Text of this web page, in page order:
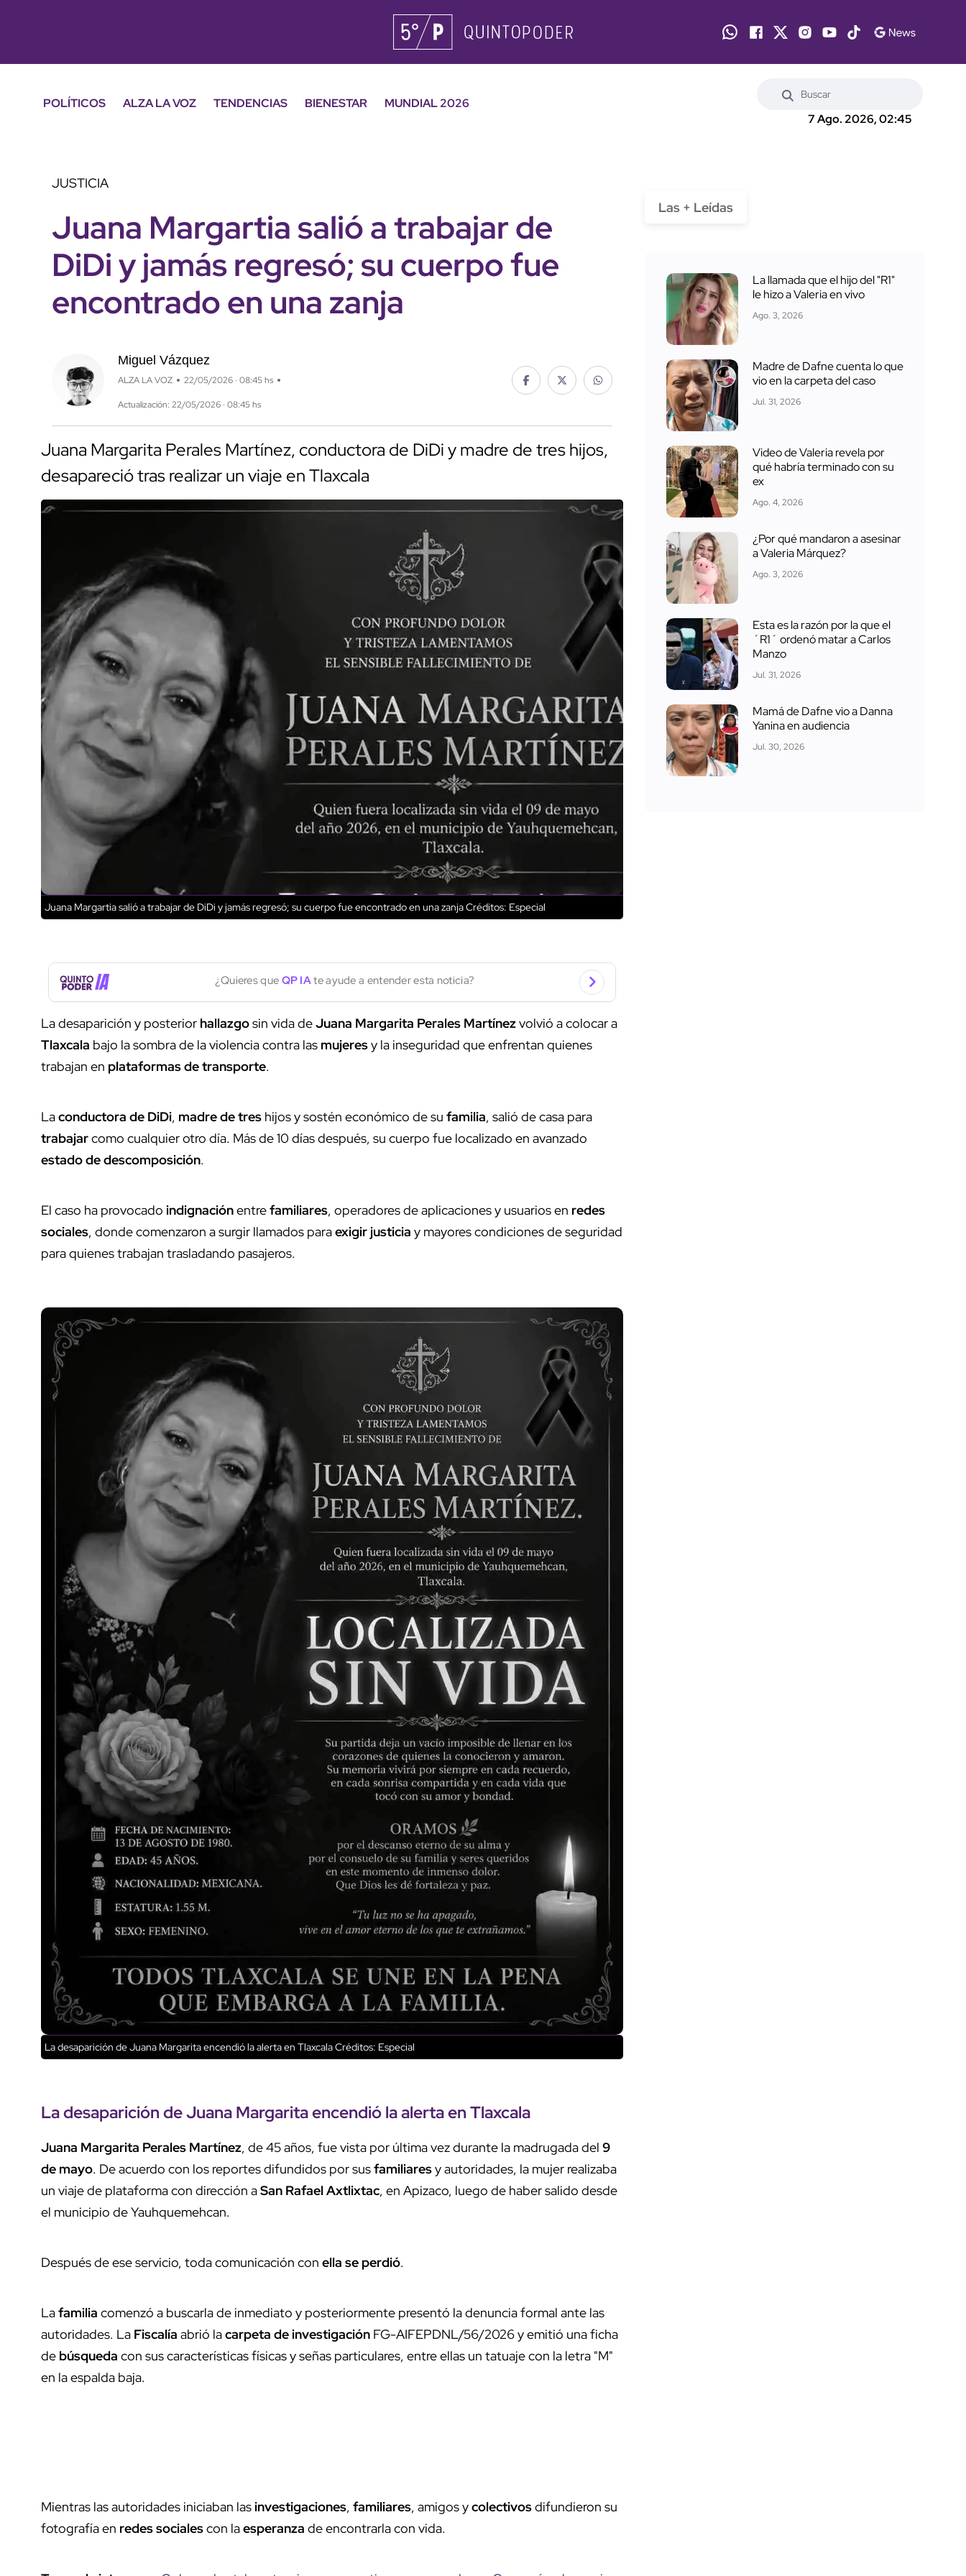
POLÍTICOS ALZA LA VOZ TENDENCIAS BIENESTAR
MUNDIAL 2026
7 Ago. 2026, 02:45
JUSTICIA
Juana Margartia salió a trabajar de
DiDi y jamás regresó; su cuerpo fue
encontrado en una zanja
Miguel Vázquez
ALZA LA VOZ 22/05/2026 · 08:45 hs
Actualización: 22/05/2026 · 08:45 hs
Juana Margarita Perales Martínez, conductora de DiDi y madre de tres hijos,
desapareció tras realizar un viaje en Tlaxcala
Juana Margartia salió a trabajar de DiDi y jamás regresó; su cuerpo fue encontrado en una zanjaCréditos: Especial
¿Quieres que QP IAte ayude a entender esta noticia?
La desaparición y posterior hallazgosin vida deJuana Margarita Perales Martínezvolvió a colocar a
Tlaxcala bajo la sombra de la violencia contra las mujeresy la inseguridad que enfrentan quienes
trabajan en plataformas de transporte.
Laconductora de DiDi, madre de tres hijos y sostén económico de su familia, salió de casa para
trabajarcomo cualquier otro día. Más de 10 días después, su cuerpo fue localizado en avanzado
estado de descomposición.
El caso ha provocado indignaciónentrefamiliares, operadores de aplicaciones y usuarios en redes
sociales, donde comenzaron a surgir llamados paraexigir justicia y mayores condiciones de seguridad
para quienes trabajan trasladando pasajeros.
La desaparición de Juana Margarita encendió la alerta en TlaxcalaCréditos: Especial
La desaparición deJuana Margaritaencendió la alerta enTlaxcala
Juana Margarita Perales Martínez, de 45 años, fue vista por última vez durante la madrugada del 9
de mayo. De acuerdo con los reportes difundidos por susfamiliaresy autoridades, la mujer realizaba
un viaje de plataforma con dirección aSan Rafael Axtlixtac, en Apizaco, luego de haber salido desde
el municipio de Yauhquemehcan.
Después de ese servicio, toda comunicación con ella se perdió.
Lafamilia comenzó a buscarla de inmediato y posteriormente presentó la denuncia formal ante las
autoridades. La Fiscalía abrió lacarpeta de investigación FG-AIFEPDNL/56/2026 y emitió una ficha
de búsqueda con sus características físicas y señas particulares, entre ellas un tatuaje con la letra "M"
en la espalda baja.
Mientras las autoridades iniciaban lasinvestigaciones, familiares, amigos ycolectivosdifundieron su
fotografía en redes socialescon laesperanza de encontrarla con vida.
Las + Leídas
La llamada que el hijo del "R1"
le hizo a Valeria en vivo
Ago. 3, 2026
Madre de Dafne cuenta lo que
vio en la carpeta del caso
Jul. 31, 2026
Video de Valeria revela por
qué habría terminado con su
ex
Ago. 4, 2026
¿Por qué mandaron a asesinar
a Valeria Márquez?
Ago. 3, 2026
Esta es la razón por la que el
´R1´ ordenó matar a Carlos
Manzo
Jul. 31, 2026
Mamá de Dafne vio a Danna
Yanina en audiencia
Jul. 30, 2026